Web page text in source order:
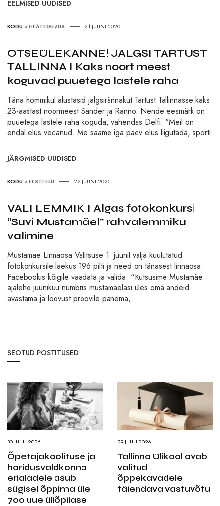
EELMISED UUDISED
KODU >HEATEGEVUS 21.JUUNI 2020
OTSEÜLEKANNE! JALGSI TARTUST
TALLINNA I Kaks noort meest
koguvad puuetega lastele raha
Täna hommikul alustasid jalgsirännakut Tartust Tallinnasse kaks
23-aastast noormeest Sander ja Ranno. Nende eesmärk on
puuetega lastele raha koguda, vahendas Delfi. "Meil on
endal elus vedanud. Me saame iga päev elus liigutada, sporti
JÄRGMISED UUDISED
KODU >EESTI ELU 22.JUUNI 2020
VALI LEMMIK I Algas fotokonkursi
“Suvi Mustamäel” rahvalemmiku
valimine
Mustamäe Linnaosa Valitsuse 1. juunil välja kuulutatud
fotokonkursile laekus 196 pilti ja need on tänasest linnaosa
Facebookis kõigile vaadata ja valida. “Kutsusime Mustamäe
ajalehe juunikuu numbris mustamäelasi üles oma andeid
avastama ja loovust proovile panema,
SEOTUD POSTITUSED
30.JUULI 2026
Õpetajakoolituse ja
haridusvaldkonna
erialadele asub
sügisel õppima üle
700 uue üliõpilase
29.JUULI 2026
Tallinna Ülikool avab
valitud
õppekavadele
täiendava vastuvõtu